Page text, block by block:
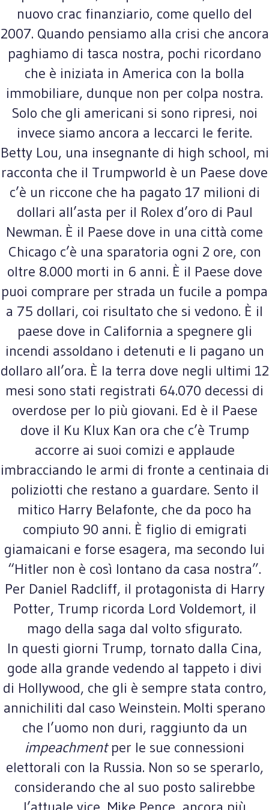
nuovo crac finanziario, come quello del
2007. Quando pensiamo alla crisi che ancora
paghiamo di tasca nostra, pochi ricordano
che è iniziata in America con la bolla
immobiliare, dunque non per colpa nostra.
Solo che gli americani si sono ripresi, noi
invece siamo ancora a leccarci le ferite.
Betty Lou, una insegnante di high school, mi
racconta che il Trumpworld è un Paese dove
c’è un riccone che ha pagato 17 milioni di
dollari all’asta per il Rolex d’oro di Paul
Newman. È il Paese dove in una città come
Chicago c’è una sparatoria ogni 2 ore, con
oltre 8.000 morti in 6 anni. È il Paese dove
puoi comprare per strada un fucile a pompa
a 75 dollari, coi risultato che si vedono. È il
paese dove in California a spegnere gli
incendi assoldano i detenuti e li pagano un
dollaro all’ora. È la terra dove negli ultimi 12
mesi sono stati registrati 64.070 decessi di
overdose per lo più giovani. Ed è il Paese
dove il Ku Klux Kan ora che c’è Trump
accorre ai suoi comizi e applaude
imbracciando le armi di fronte a centinaia di
poliziotti che restano a guardare. Sento il
mitico Harry Belafonte, che da poco ha
compiuto 90 anni. È figlio di emigrati
giamaicani e forse esagera, ma secondo lui
“Hitler non è così lontano da casa nostra”.
Per Daniel Radcliff, il protagonista di Harry
Potter, Trump ricorda Lord Voldemort, il
mago della saga dal volto sfigurato.
In questi giorni Trump, tornato dalla Cina,
gode alla grande vedendo al tappeto i divi
di Hollywood, che gli è sempre stata contro,
annichiliti dal caso Weinstein. Molti sperano
che l’uomo non duri, raggiunto da un
impeachmentper le sue connessioni
elettorali con la Russia. Non so se sperarlo,
considerando che al suo posto salirebbe